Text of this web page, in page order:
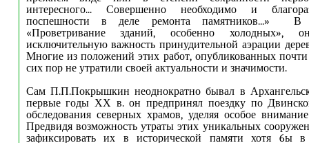
интересного... Совершенно необходимо и
поспешности в деле ремонта памятников...»
В
«Проветривание зданий, особенно холодных»,
исключительную важность принудительной аэрации
Многие из положений этих работ, опубликованных почти
сих пор не утратили своей актуальности и значимости.
Сам П.П.Покрышкин неоднократно бывал в
первые годы ХХ в. он предпринял поездку по
обследования северных храмов, уделяя особое
Предвидя возможность утраты этих уникальных
зафиксировать их в исторической памяти хотя 6ы